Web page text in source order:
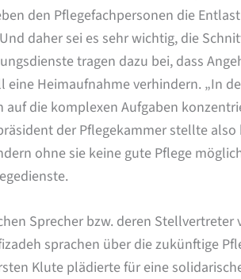
den Pflegefachpersonen die
daher sei es sehr wichtig, die
tragen dazu bei, dass
Heimaufnahme verhindern. „In
die komplexen Aufgaben
der Pflegekammer stellte
ohne sie keine gute Pflege
Sprecher bzw. deren Stellvertreter
sprachen über die zukünftige
Klute plädierte für eine